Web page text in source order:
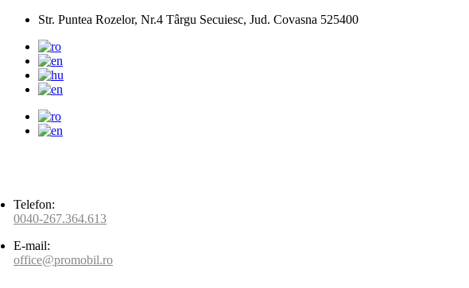
Str. Puntea Rozelor, Nr.4 Târgu Secuiesc, Jud. Covasna 525400
Telefon:
0040-267.364.613
E-mail:
office@promobil.ro